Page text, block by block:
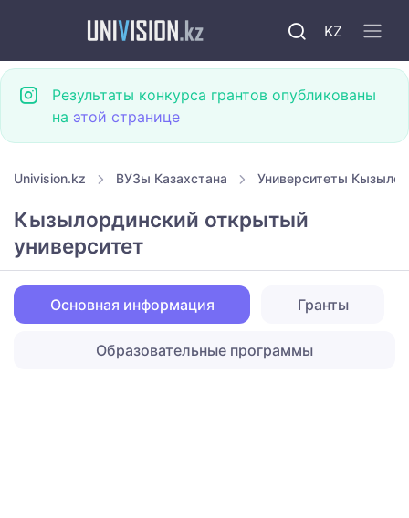
KZ
Результаты конкурса грантов опубликованы
на этой странице
Univision.kz ВУЗы Казахстана Университеты
Кызылординский открытый
университет
Основная информация Гранты
Образовательные программы